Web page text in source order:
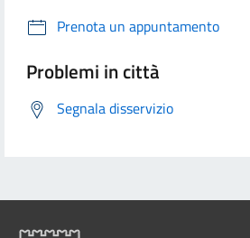
Prenota un appuntamento
Problemi in città
Segnala disservizio